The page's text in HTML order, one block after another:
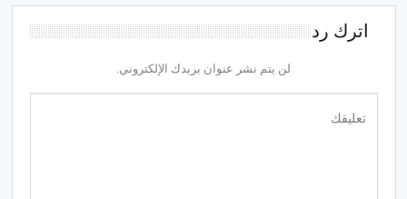
اترك رد
لن يتم نشر عنوان بريدك الإلكتروني.